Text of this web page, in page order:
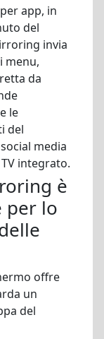
app, in
del
invia
menu,
da
le
del
media
integrato.
è
per lo
offre
un
del